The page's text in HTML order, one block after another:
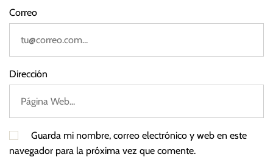
Correo
Dirección
Guarda mi nombre, correo electrónico y web en este
navegador para la próxima vez que comente.